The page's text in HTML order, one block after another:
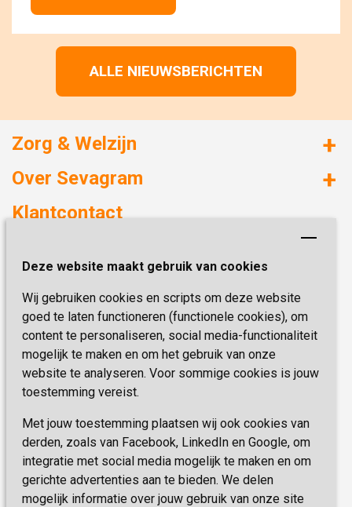
Deze website maakt gebruik van cookies
Wij gebruiken cookies en scripts om deze website
goed te laten functioneren (functionele cookies), om
content te personaliseren, social media-functionaliteit
mogelijk te maken en om het gebruik van onze
website te analyseren. Voor sommige cookies is jouw
toestemming vereist.
Met jouw toestemming plaatsen wij ook cookies van
derden, zoals van Facebook, LinkedIn en Google, om
integratie met social media mogelijk te maken en om
gerichte advertenties aan te bieden. We delen
mogelijk informatie over jouw gebruik van onze site
ALLE NIEUWSBERICHTEN
Zorg & Welzijn
Huizen met zorg
Onze specialiteiten
Over Sevagram
Duurzaamheid
Kwaliteit & Klantbeleving
Missie & Visie
Vastgoed
Innovatie
Klantcontact
6419 PB Heerlen
Telefoon:0900 777 4 777
E-mail:zorgbemiddeling@sevagram.nl
Schrijf je nu in!
Blijf op de hoogte van de laatste activiteiten en
nieuwtjes met onze nieuwsbrief
INSCHRIJVEN